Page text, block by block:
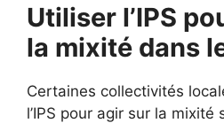
Utiliser l’IPS
la mixité dans
Certaines collectivités
l’IPS pour agir sur la mixité